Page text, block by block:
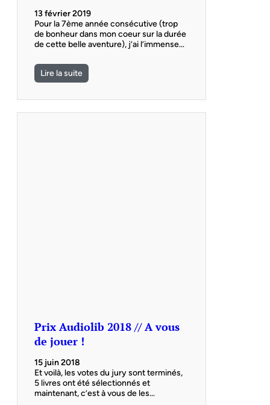
13 février 2019
Pour la 7ème année consécutive (trop
de bonheur dans mon coeur sur la durée
de cette belle aventure), j’ai l’immense…
Lire la suite
Prix Audiolib 2018 // A vous
de jouer !
15 juin 2018
Et voilà, les votes du jury sont terminés,
5 livres ont été sélectionnés et
maintenant, c’est à vous de les…